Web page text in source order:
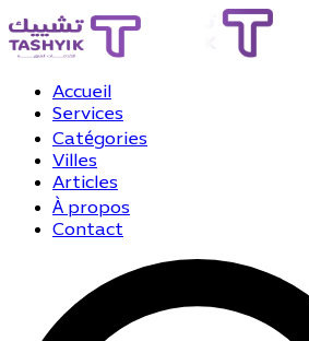
Accueil
Services
Catégories
Villes
Articles
À propos
Contact